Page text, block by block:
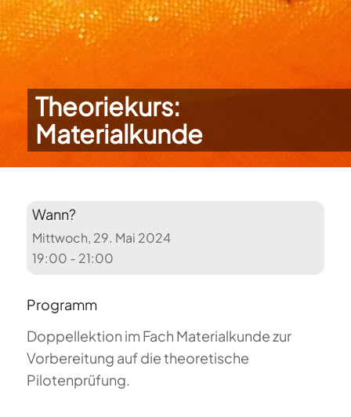
Theoriekurs:
Materialkunde
Wann?
Mittwoch, 29. Mai 2024
19:00 - 21:00
Programm
Doppellektion im Fach Materialkunde zur
Vorbereitung auf die theoretische
Pilotenprüfung.